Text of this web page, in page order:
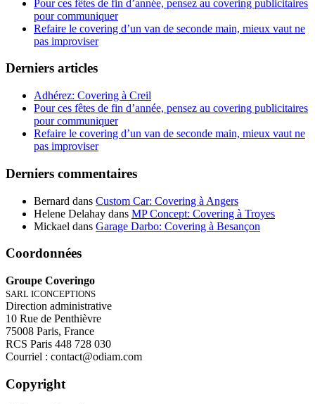
Pour ces fêtes de fin d’année, pensez au covering publicitaires
pour communiquer
Refaire le covering d’un van de seconde main, mieux vaut ne
pas improviser
Derniers articles
Adhérez: Covering à Creil
Pour ces fêtes de fin d’année, pensez au covering publicitaires
pour communiquer
Refaire le covering d’un van de seconde main, mieux vaut ne
pas improviser
Derniers commentaires
Bernard dans Custom Car: Covering à Angers
Helene Delahay dans MP Concept: Covering à Troyes
Mickael dans Garage Darbo: Covering à Besançon
Coordonnées
Groupe Coveringo
SARL ICONCEPTIONS
Direction administrative
10 Rue de Penthièvre
75008 Paris, France
RCS Paris 448 728 030
Courriel : contact@odiam.com
Copyright